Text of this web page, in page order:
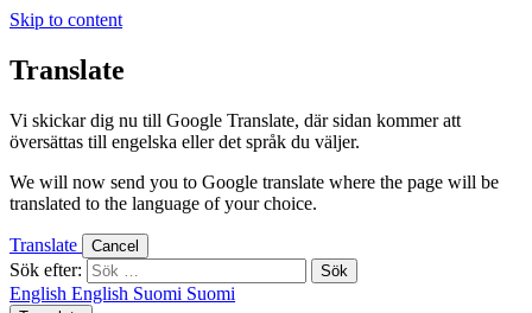
Skip to content
Translate
Vi skickar dig nu till Google Translate, där sidan kommer att
översättas till engelska eller det språk du väljer.
We will now send you to Google translate where the page will be
translated to the language of your choice.
Translate Cancel
Sök efter:
English English Suomi Suomi